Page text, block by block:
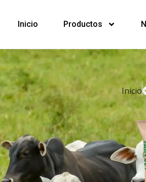
Inicio Productos
Inicio